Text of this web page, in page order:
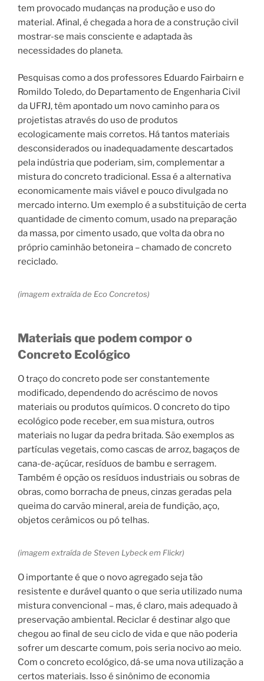
tem provocado mudanças na produção e uso do
material. Afinal, é chegada a hora de a construção civil
mostrar-se mais consciente e adaptada às
necessidades do planeta.
Pesquisas como a dos professores Eduardo Fairbairn e
Romildo Toledo, do Departamento de Engenharia Civil
da UFRJ, têm apontado um novo caminho para os
projetistas através do uso de produtos
ecologicamente mais corretos. Há tantos materiais
desconsiderados ou inadequadamente descartados
pela indústria que poderiam, sim, complementar a
mistura do concreto tradicional. Essa é a alternativa
economicamente mais viável e pouco divulgada no
mercado interno. Um exemplo é a substituição de certa
quantidade de cimento comum, usado na preparação
da massa, por cimento usado, que volta da obra no
próprio caminhão betoneira – chamado de concreto
reciclado.
(imagem extraída de Eco Concretos)
Materiais que podem compor o
Concreto Ecológico
O traço do concreto pode ser constantemente
modificado, dependendo do acréscimo de novos
materiais ou produtos químicos. O concreto do tipo
ecológico pode receber, em sua mistura, outros
materiais no lugar da pedra britada. São exemplos as
partículas vegetais, como cascas de arroz, bagaços de
cana-de-açúcar, resíduos de bambu e serragem.
Também é opção os resíduos industriais ou sobras de
obras, como borracha de pneus, cinzas geradas pela
queima do carvão mineral, areia de fundição, aço,
objetos cerâmicos ou pó telhas.
(imagem extraída de Steven Lybeck em Flickr)
O importante é que o novo agregado seja tão
resistente e durável quanto o que seria utilizado numa
mistura convencional – mas, é claro, mais adequado à
preservação ambiental. Reciclar é destinar algo que
chegou ao final de seu ciclo de vida e que não poderia
sofrer um descarte comum, pois seria nocivo ao meio.
Com o concreto ecológico, dá-se uma nova utilização a
certos materiais. Isso é sinônimo de economia